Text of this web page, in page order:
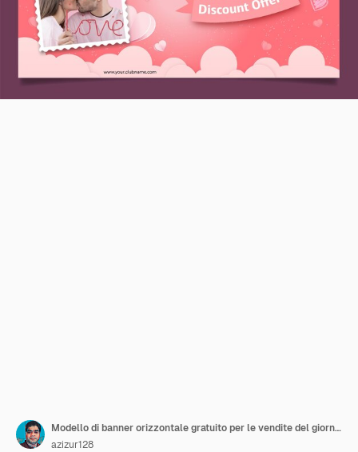
Modello di banner orizzontale gratuito per le vendite del giorno di San Valentino
azizur128